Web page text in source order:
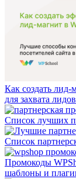
Как создать
для захвата
Список лучших
Список
Промокоды
шаблоны и